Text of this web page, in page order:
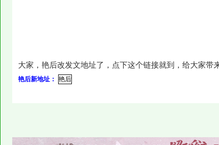
大家，艳后改发文地址了，点下这个链接就到，给大家带
艳后新地址：